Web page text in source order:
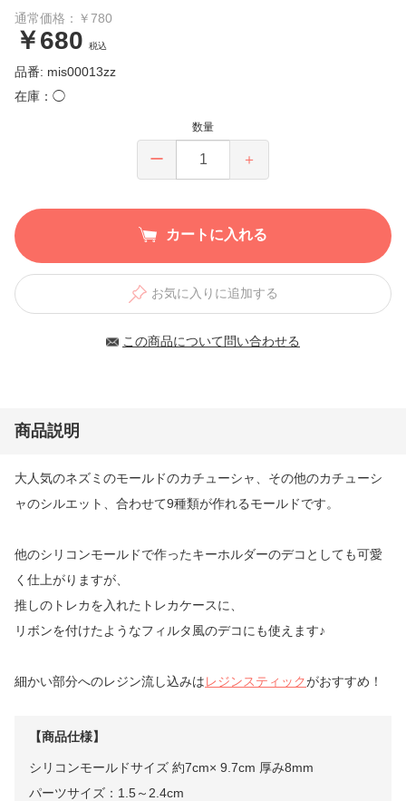
通常価格：￥780
￥680 税込
品番: mis00013zz
在庫：◯
数量
ー ＋
カートに入れる
お気に入りに追加する
この商品について問い合わせる
商品説明
大人気のネズミのモールドのカチューシャ、その他のカチューシ
ャのシルエット、合わせて9種類が作れるモールドです。
他のシリコンモールドで作ったキーホルダーのデコとしても可愛
く仕上がりますが、
推しのトレカを入れたトレカケースに、
リボンを付けたようなフィルタ風のデコにも使えます♪
細かい部分へのレジン流し込みはレジンスティックがおすすめ！
【商品仕様】
シリコンモールドサイズ 約7cm× 9.7cm 厚み8mm
パーツサイズ：1.5～2.4cm